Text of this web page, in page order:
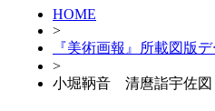
HOME
>
『美術画報』所載図版
>
小堀鞆音 清麿詣宇佐図